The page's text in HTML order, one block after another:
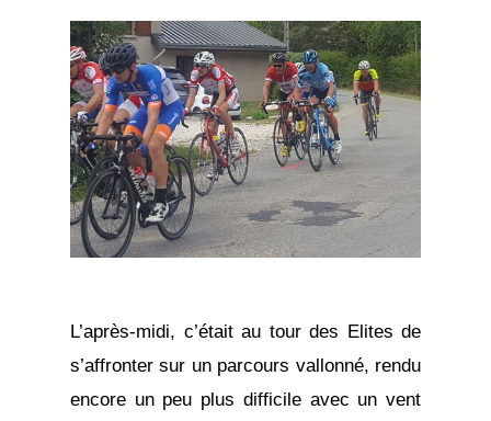
L’après-midi, c’était au tour des Elites de
s’affronter sur un parcours vallonné, rendu
encore un peu plus difficile avec un vent